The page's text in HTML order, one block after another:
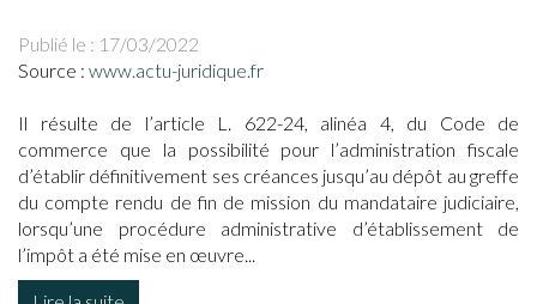
Publié le : 17/03/2022
Source : www.actu-juridique.fr
Il résulte de l’article L. 622-24, alinéa 4, du Code de
commerce que la possibilité pour l’administration fiscale
d’établir définitivement ses créances jusqu’au dépôt au greffe
du compte rendu de fin de mission du mandataire judiciaire,
lorsqu’une procédure administrative d’établissement de
l’impôt a été mise en œuvre...